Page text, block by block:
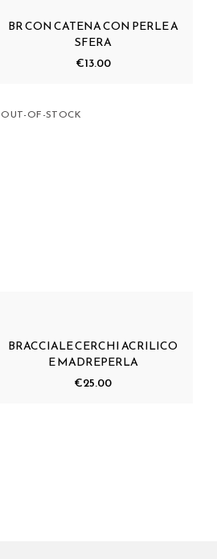
BR CON CATENA CON PERLE A
SFERA
€13.00
OUT-OF-STOCK
BRACCIALE CERCHI ACRILICO
E MADREPERLA
€25.00